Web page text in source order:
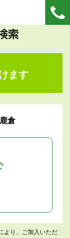
索
ます
倉
より、ご加入いただ